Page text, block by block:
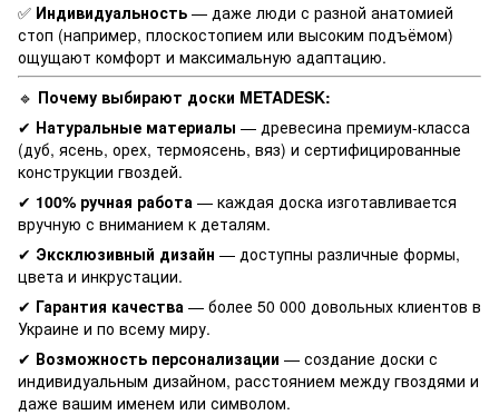
✅ Индивидуальность — даже люди с разной анатомией
стоп (например, плоскостопием или высоким подъёмом)
ощущают комфорт и максимальную адаптацию.
🔹 Почему выбирают доски METADESK:
✔ Натуральные материалы — древесина премиум-класса
(дуб, ясень, орех, термоясень, вяз) и сертифицированные
конструкции гвоздей.
✔ 100% ручная работа — каждая доска изготавливается
вручную с вниманием к деталям.
✔ Эксклюзивный дизайн — доступны различные формы,
цвета и инкрустации.
✔ Гарантия качества — более 50 000 довольных клиентов в
Украине и по всему миру.
✔ Возможность персонализации — создание доски с
индивидуальным дизайном, расстоянием между гвоздями и
даже вашим именем или символом.